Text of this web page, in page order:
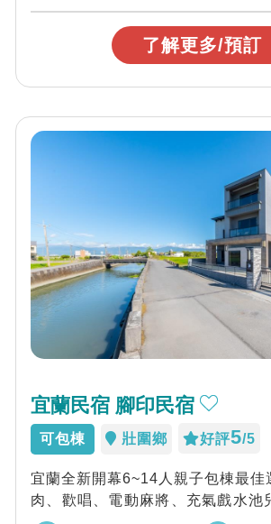
了解更多/預訂
宜蘭民宿 腳印民宿
可包棟 壯圍鄉 好評5/5
宜蘭全新開幕6~14人親子包棟最佳
肉、歡唱、電動麻將、充氣戲水池